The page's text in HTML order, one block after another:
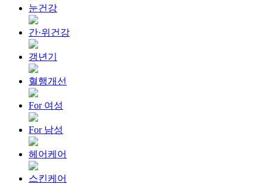
눈건강
간·위건강
갱년기
혈행개선
For 여성
For 남성
헤어케어
스킨케어